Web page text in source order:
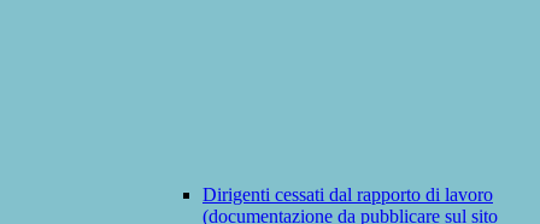
Dirigenti cessati dal rapporto di lavoro
(documentazione da pubblicare sul sito